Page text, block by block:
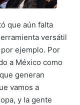
que aún falta
versátil
ejemplo. Por
a México como
generan
vamos a
y la gente